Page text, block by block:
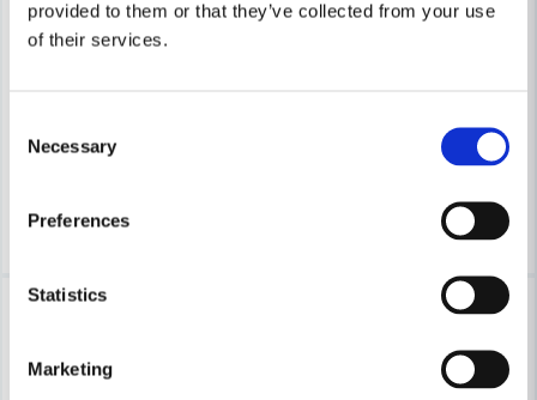
provided to them or that they’ve collected from your use
of their services.
Selection
Necessary
Preferences
Statistics
Marketing
COBOLT
Cobolt Skivnotfräs L=10 F=12mm
Leveranstid ifrån leverantör ca
Köp
Leveranstid ifrån leverantör ca
-7%